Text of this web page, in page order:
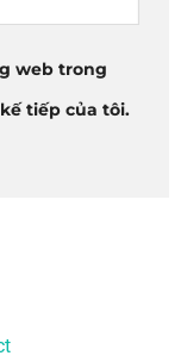
web trong
tiếp của tôi.